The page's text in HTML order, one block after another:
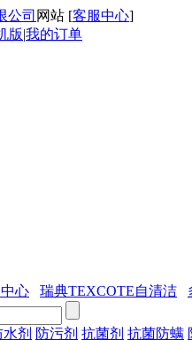
公司 网站 [客服中心]
版|我的订单
心 瑞典TEXCOTE自清洁
剂 防污剂 抗菌剂 抗菌防螨